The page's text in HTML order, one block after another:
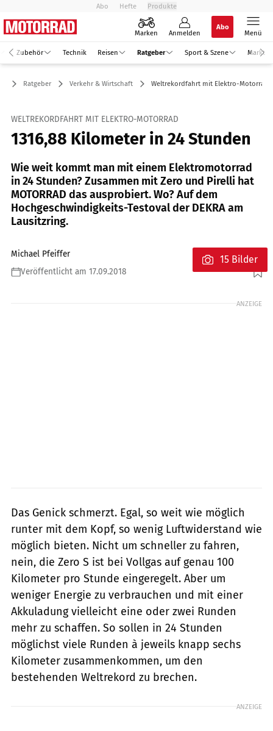
Abo Hefte Produkte
Marken Anmelden
Abo
Menü
Zubehör Technik Reisen Ratgeber Sport & Szene Markt
Ratgeber Verkehr & Wirtschaft Weltrekordfahrt mit Elektro-Motorrad
WELTREKORDFAHRT MIT ELEKTRO-MOTORRAD
1316,88 Kilometer in 24 Stunden
Wie weit kommt man mit einem Elektromotorrad
in 24 Stunden? Zusammen mit Zero und Pirelli hat
MOTORRAD das ausprobiert. Wo? Auf dem
Hochgeschwindigkeits-Testoval der DEKRA am
Lausitzring.
Michael Pfeiffer
Veröffentlicht am 17.09.2018
Foto: fact
15 Bilder
ANZEIGE
Das Genick schmerzt. Egal, so weit wie möglich
runter mit dem Kopf, so wenig Luftwiderstand wie
möglich bieten. Nicht um schneller zu fahren,
nein, die Zero S ist bei Vollgas auf genau 100
Kilometer pro Stunde eingeregelt. Aber um
weniger Energie zu verbrauchen und mit einer
Akkuladung vielleicht eine oder zwei Runden
mehr zu schaffen. So sollen in 24 Stunden
möglichst viele Runden à jeweils knapp sechs
Kilometer zusammenkommen, um den
bestehenden Weltrekord zu brechen.
ANZEIGE